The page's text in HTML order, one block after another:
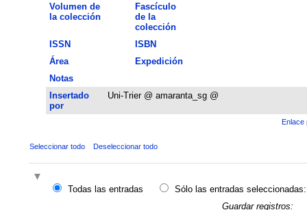
Volumen de
la colección
Fascículo
de la
colección
ISSN
ISBN
Área
Expedición
Notas
Insertado
por
Uni-Trier @ amaranta_sg @
Enlace
Seleccionar todo Deseleccionar todo
Todas las entradas
Sólo las entradas seleccionadas:
Guardar registros: